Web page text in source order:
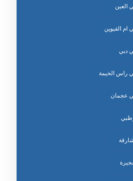
العين
القيوين
دبي
راس الخيمة
عجمان